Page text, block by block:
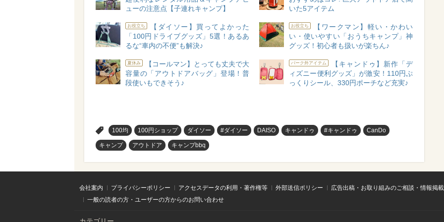
ューの注意点【子連れキャンプ】
いた5アイテム
お役立ち
【ダイソー】買ってよかった
「100円ドライブグッズ」5選！あるあ
るな“車内の不便”も解決♪
お役立ち
【ワークマン】軽い・かわい
い・使いやすい「おうちキャンプ」神
グッズ！初心者も扱いが楽ちん♪
夏休み
【コールマン】とっても丈夫で大
容量の「アウトドアバッグ」登場！普
段使いもできそう♪
パーク外アイテム
【キャンドゥ】新作「デ
ィズニー便利グッズ」が激安！110円ぷ
っくりシール、330円ポーチなど充実♪
100均 100円ショップ ダイソー #ダイソー DAISO キャンドゥ #キャンドゥ CanDo
キャンプ アウトドア キャンプbbq
会社案内 プライバシーポリシー アクセスデータの利用・著作権等 外部送信ポリシー
広告出稿・お取り組みのご相談・情報掲
一般の読者の方・ユーザーの方からのお問い合わせ